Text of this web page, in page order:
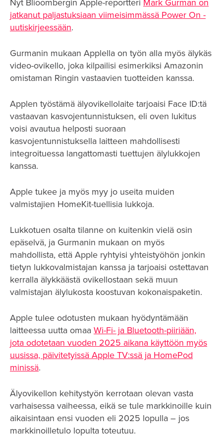
Nyt Blioombergin Apple-reportteri Mark Gurman on
jatkanut paljastuksiaan viimeisimmässä Power On -
uutiskirjeessään.
Gurmanin mukaan Applella on työn alla myös älykäs
video-ovikello, joka kilpailisi esimerkiksi Amazonin
omistaman Ringin vastaavien tuotteiden kanssa.
Applen työstämä älyovikellolaite tarjoaisi Face ID:tä
vastaavan kasvojentunnistuksen, eli oven lukitus
voisi avautua helposti suoraan
kasvojentunnistuksella laitteen mahdollisesti
integroituessa langattomasti tuettujen älylukkojen
kanssa.
Apple tukee ja myös myy jo useita muiden
valmistajien HomeKit-tuellisia lukkoja.
Lukkotuen osalta tilanne on kuitenkin vielä osin
epäselvä, ja Gurmanin mukaan on myös
mahdollista, että Apple ryhtyisi yhteistyöhön jonkin
tietyn lukkovalmistajan kanssa ja tarjoaisi ostettavan
kerralla älykkäästä ovikellostaan sekä muun
valmistajan älylukosta koostuvan kokonaispaketin.
Apple tulee odotusten mukaan hyödyntämään
laitteessa uutta omaa Wi-Fi- ja Bluetooth-piiriään,
jota odotetaan vuoden 2025 aikana käyttöön myös
uusissa, päivitetyissä Apple TV:ssä ja HomePod
minissä.
Älyovikellon kehitystyön kerrotaan olevan vasta
varhaisessa vaiheessa, eikä se tule markkinoille kuin
aikaisintaan ensi vuoden eli 2025 lopulla – jos
markkinoilletulo lopulta toteutuu.